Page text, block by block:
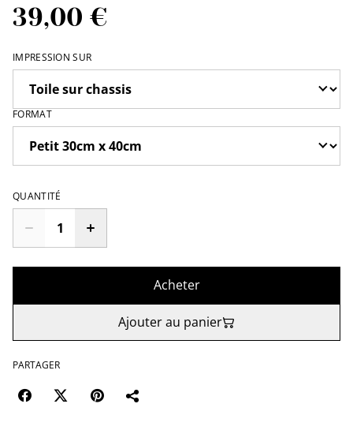
39,00 €
IMPRESSION SUR
FORMAT
QUANTITÉ
Acheter
Ajouter au panier
PARTAGER